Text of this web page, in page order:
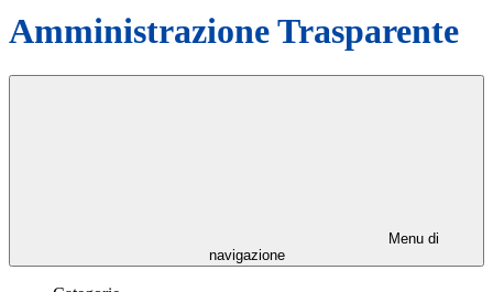
Amministrazione Trasparente
Menu di
navigazione